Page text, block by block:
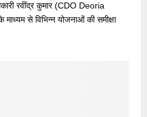
रवींद्र कुमार (CDO Deoria
से विभिन्न योजनाओं की समीक्षा